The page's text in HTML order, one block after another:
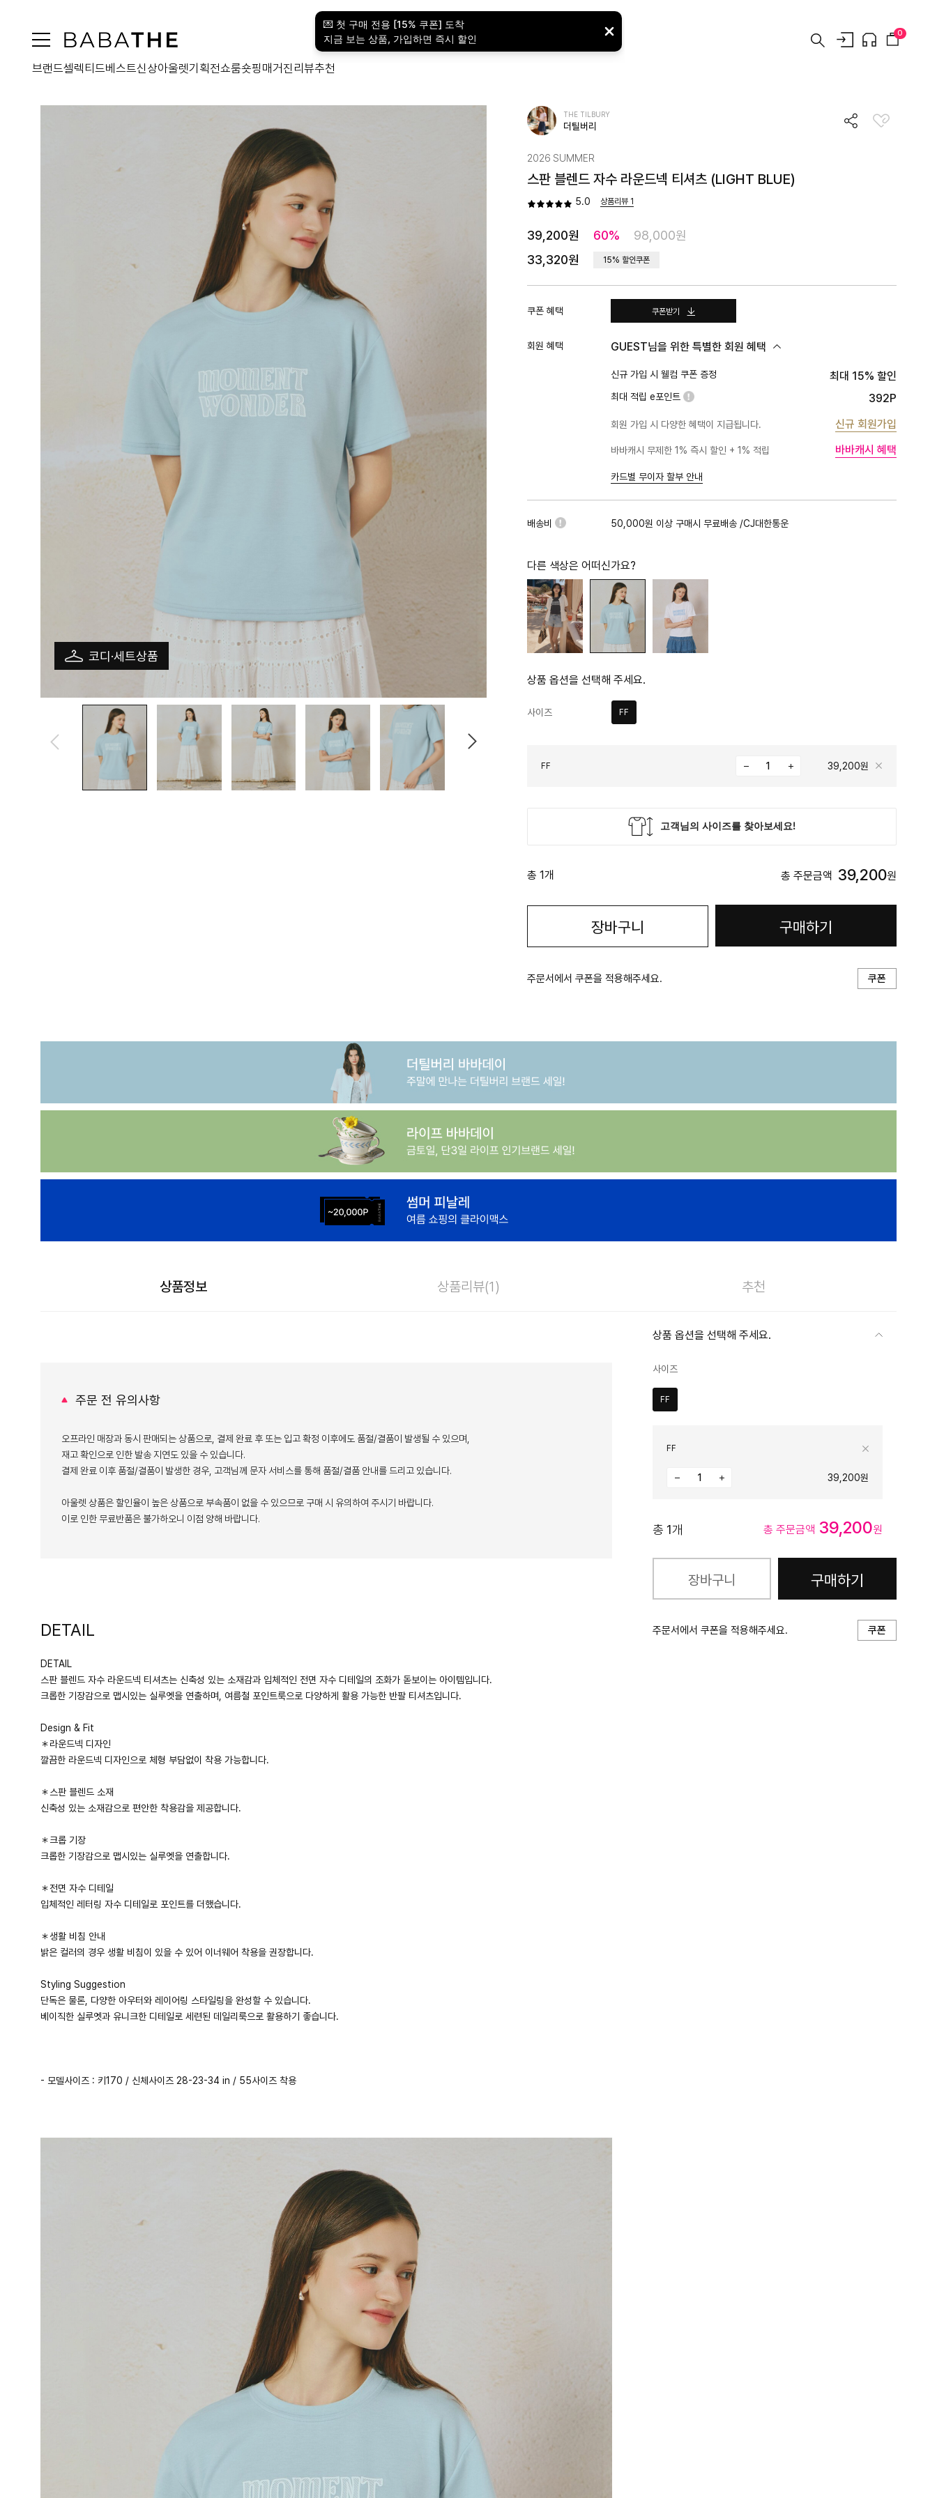
0
브랜드셀렉티드베스트신상아울렛기획전쇼룸숏핑 매거진 리뷰추천
코디·세트상품
THE TILBURY
더틸버리
2026 SUMMER
스판 블렌드 자수 라운드넥 티셔츠 (LIGHT BLUE)
5.0 상품리뷰 1
39,200원 60%
98,000원
33,320원
15% 할인쿠폰
쿠폰 혜택 쿠폰받기
회원 혜택 GUEST님을 위한 특별한 회원 혜택
신규 가입 시 웰컴 쿠폰 증정 최대 15% 할인
최대 적립 e포인트
PLATINUM
1%
BLACK
392P
회원 가입 시 다양한 혜택이 지급됩니다. 신규 회원가입
바바캐시 무제한 1% 즉시 할인 + 1% 적립 바바캐시 혜택
카드별 무이자 할부 안내
배송비 50,000원 이상 구매시 무료배송 /CJ대한통운
다른 색상은 어떠신가요?
상품 옵션을 선택해 주세요.
사이즈 FF
FF 39,200원
총 1개 총 주문금액 39,200원
장바구니 구매하기
주문서에서 쿠폰을 적용해주세요. 쿠폰
상품정보 상품리뷰(1) 추천
주문 전 유의사항
오프라인 매장과 동시 판매되는 상품으로, 결제 완료 후 또는 입고 확정 이후에도 품절/결품이 발생될 수 있으며,
재고 확인으로 인한 발송 지연도 있을 수 있습니다.
결제 완료 이후 품절/결품이 발생한 경우, 고객님께 문자 서비스를 통해 품절/결품 안내를 드리고 있습니다.
아울렛 상품은 할인율이 높은 상품으로 부속품이 없을 수 있으므로 구매 시 유의하여 주시기 바랍니다.
이로 인한 무료반품은 불가하오니 이점 양해 바랍니다.
DETAIL
DETAIL
스판 블렌드 자수 라운드넥 티셔츠는 신축성 있는 소재감과 입체적인 전면 자수 디테일의 조화가 돋보이는 아이템입니다.
크롭한 기장감으로 맵시있는 실루엣을 연출하며, 여름철 포인트룩으로 다양하게 활용 가능한 반팔 티셔츠입니다.
Design & Fit
＊라운드넥 디자인
깔끔한 라운드넥 디자인으로 체형 부담없이 착용 가능합니다.
＊스판 블렌드 소재
신축성 있는 소재감으로 편안한 착용감을 제공합니다.
＊크롭 기장
크롭한 기장감으로 맵시있는 실루엣을 연출합니다.
＊전면 자수 디테일
입체적인 레터링 자수 디테일로 포인트를 더했습니다.
＊생활 비침 안내
밝은 컬러의 경우 생활 비침이 있을 수 있어 이너웨어 착용을 권장합니다.
Styling Suggestion
단독은 물론, 다양한 아우터와 레이어링 스타일링을 완성할 수 있습니다.
베이직한 실루엣과 유니크한 디테일로 세련된 데일리룩으로 활용하기 좋습니다.
- 모델사이즈 : 키170 / 신체사이즈 28-23-34 in / 55사이즈 착용
상품 옵션을 선택해 주세요.
사이즈
FF
FF
39,200원
총 1개 총 주문금액 39,200원
장바구니 구매하기
주문서에서 쿠폰을 적용해주세요. 쿠폰